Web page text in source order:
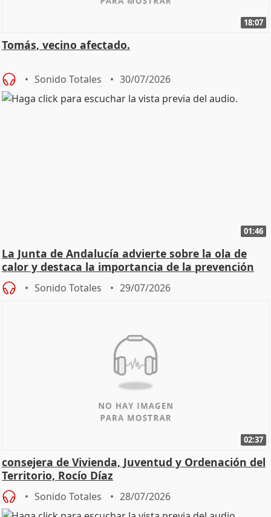
18:07
Tomás, vecino afectado.
Sonido Totales 30/07/2026
01:46
La Junta de Andalucía advierte sobre la ola de
calor y destaca la importancia de la prevención
Sonido Totales 29/07/2026
02:37
consejera de Vivienda, Juventud y Ordenación del
Territorio, Rocío Díaz
Sonido Totales 28/07/2026